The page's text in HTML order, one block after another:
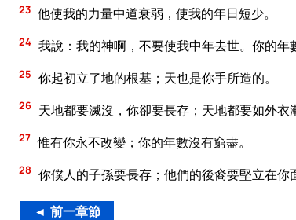
23 他使我的力量中道衰弱，使我的年日短少。
24 我說：我的神啊，不要使我中年去世。你的年
25 你起初立了地的根基；天也是你手所造的。
26 天地都要滅沒，你卻要長存；天地都要如外衣
27 惟有你永不改變；你的年數沒有窮盡。
28 你僕人的子孫要長存；他們的後裔要堅立在你
◄ 前一章節